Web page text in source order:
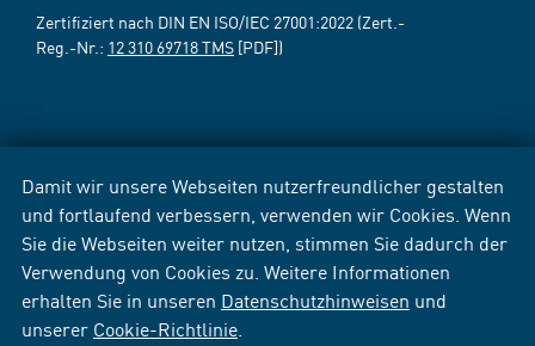
Damit wir unsere Webseiten nutzerfreundlicher gestalten
und fortlaufend verbessern, verwenden wir Cookies. Wenn
Sie die Webseiten weiter nutzen, stimmen Sie dadurch der
Verwendung von Cookies zu. Weitere Informationen
erhalten Sie in unseren Datenschutzhinweisen und
unserer Cookie-Richtlinie
Zertifiziert nach DIN EN ISO/IEC 27001:2022 (Zert.-
Reg.-Nr.: 12 310 69718 TMS [PDF])